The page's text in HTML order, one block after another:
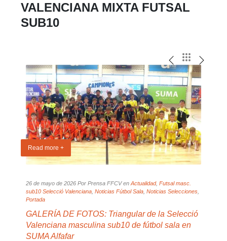
VALENCIANA MIXTA FUTSAL
SUB10
Read more +
26 de mayo de 2026 Por Prensa FFCV enActualidad,Futsal masc.
sub10 Selecció Valenciana ,Noticias Fútbol Sala ,Noticias Selecciones
Portada
GALERÍA DE FOTOS: Triangular de la Selecció
Valenciana masculina sub10 de fútbol sala en
SUMA Alfafar